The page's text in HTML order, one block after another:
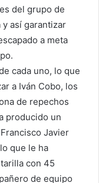
del grupo de
así garantizar
a meta
cada uno, lo que
a Iván Cobo, los
de repechos
producido un
Javier
que le ha
con 45
de equipo